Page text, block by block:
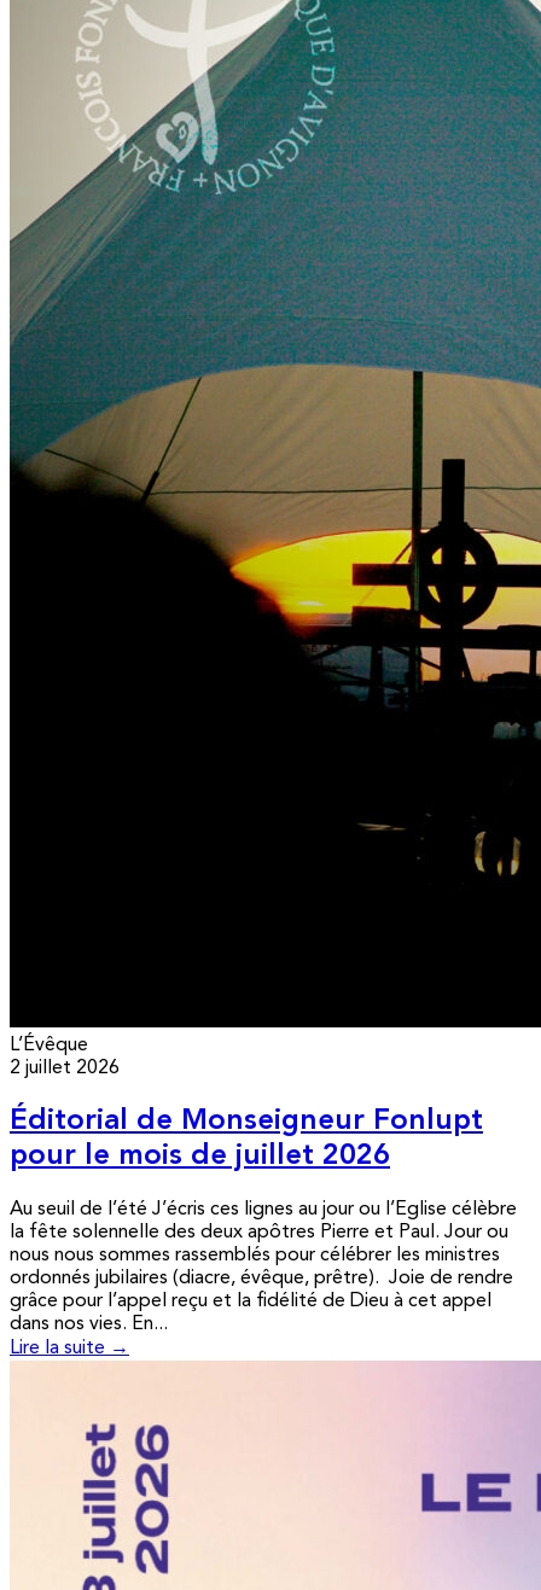
L’Évêque
2 juillet 2026
Éditorial de Monseigneur Fonlupt
pour le mois de juillet 2026
Au seuil de l’été J’écris ces lignes au jour ou l’Eglise célèbre
la fête solennelle des deux apôtres Pierre et Paul. Jour ou
nous nous sommes rassemblés pour célébrer les ministres
ordonnés jubilaires (diacre, évêque, prêtre). Joie de rendre
grâce pour l’appel reçu et la fidélité de Dieu à cet appel
dans nos vies. En...
Lire la suite →